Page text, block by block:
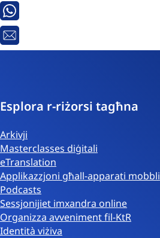
Whatsapp
Email
Esplora r-riżorsi tagħna
Arkivji
Masterclasses diġitali
eTranslation
Applikazzjoni għall-apparati mobbli
Podcasts
Sessjonijiet imxandra online
Organizza avveniment fil-KtR
Identità viżiva